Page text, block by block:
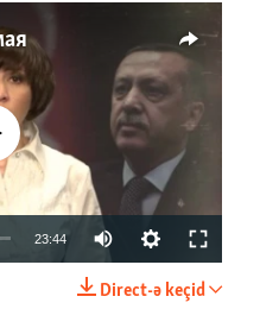
available
23:44
Direct-ə keçid